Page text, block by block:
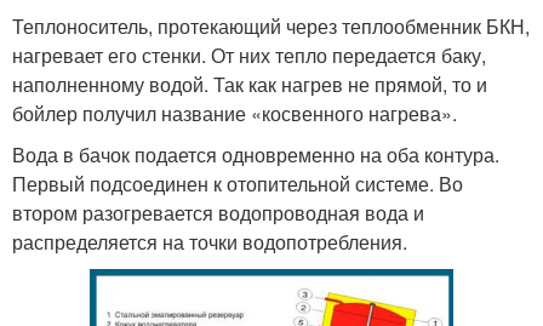
Теплоноситель, протекающий через теплообменник БКН,
нагревает его стенки. От них тепло передается баку,
наполненному водой. Так как нагрев не прямой, то и
бойлер получил название «косвенного нагрева».
Вода в бачок подается одновременно на оба контура.
Первый подсоединен к отопительной системе. Во
втором разогревается водопроводная вода и
распределяется на точки водопотребления.